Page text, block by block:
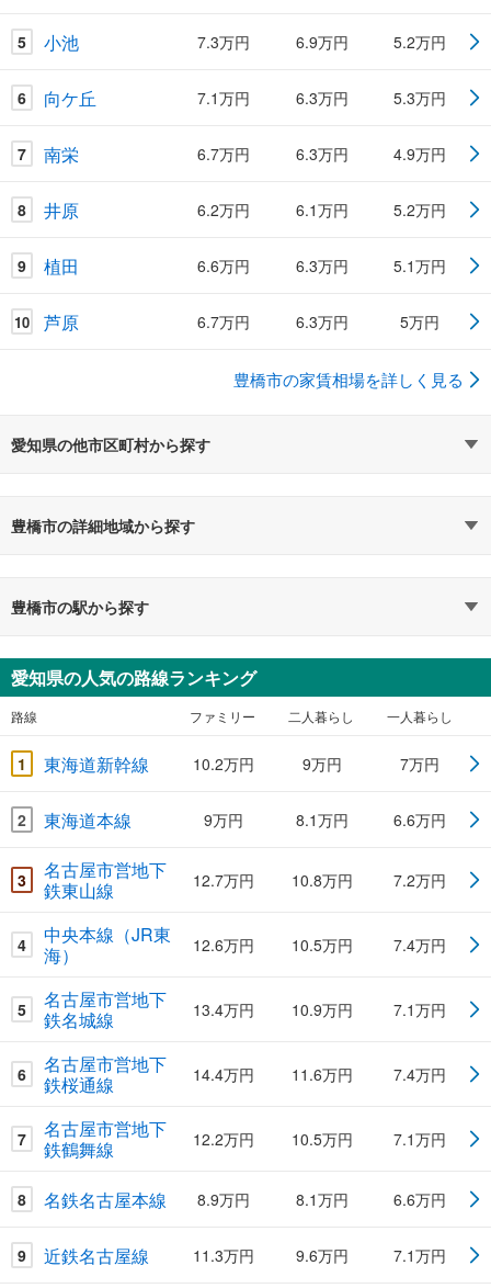
5 小池 7.3万円 6.9万円 5.2万円
6 向ケ丘 7.1万円 6.3万円 5.3万円
7 南栄 6.7万円 6.3万円 4.9万円
8 井原 6.2万円 6.1万円 5.2万円
9 植田 6.6万円 6.3万円 5.1万円
10 芦原 6.7万円 6.3万円 5万円
豊橋市の家賃相場を詳しく見る
愛知県の他市区町村から探す
豊橋市の詳細地域から探す
豊橋市の駅から探す
愛知県の人気の路線ランキング
路線 ファミリー 二人暮らし 一人暮らし
1 東海道新幹線 10.2万円 9万円 7万円
2 東海道本線 9万円 8.1万円 6.6万円
3
名古屋市営地下
鉄東山線
12.7万円 10.8万円 7.2万円
4
中央本線（JR東
海）
12.6万円 10.5万円 7.4万円
5
名古屋市営地下
鉄名城線
13.4万円 10.9万円 7.1万円
6
名古屋市営地下
鉄桜通線
14.4万円 11.6万円 7.4万円
7
名古屋市営地下
鉄鶴舞線
12.2万円 10.5万円 7.1万円
8 名鉄名古屋本線 8.9万円 8.1万円 6.6万円
9 近鉄名古屋線 11.3万円 9.6万円 7.1万円